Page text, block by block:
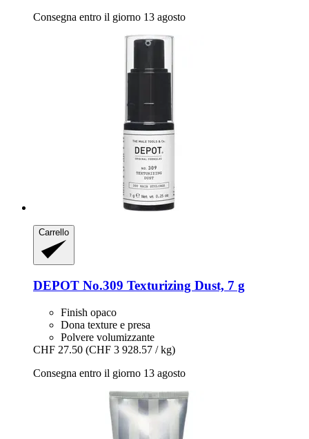
Consegna entro il giorno 13 agosto
Carrello
DEPOT No.309 Texturizing Dust, 7 g
Finish opaco
Dona texture e presa
Polvere volumizzante
CHF 27.50 (CHF 3 928.57 / kg)
Consegna entro il giorno 13 agosto